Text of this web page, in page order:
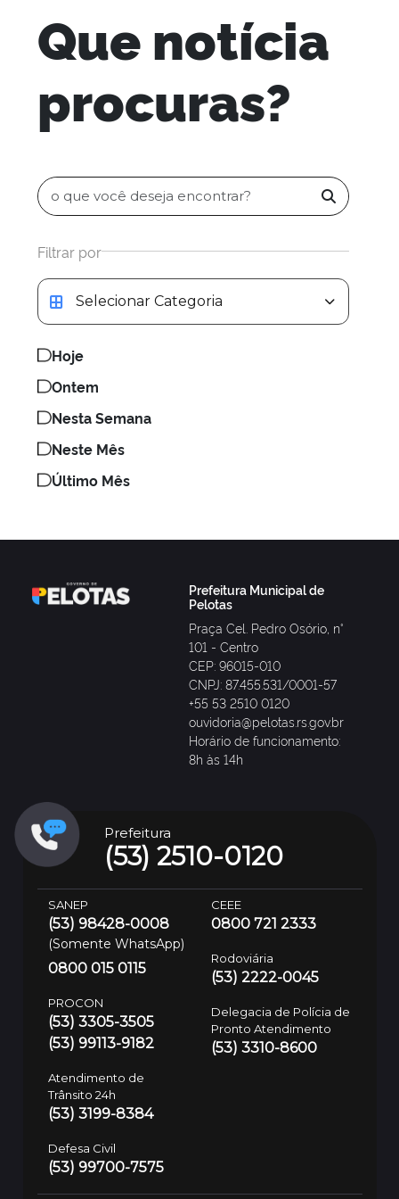
Que notícia
procuras?
Filtrar por
Categoria da notícia
Hoje
Ontem
Nesta Semana
Neste Mês
Último Mês
Prefeitura Municipal de
Pelotas
Praça Cel. Pedro Osório, n°
101 - Centro
CEP: 96015-010
CNPJ: 87.455.531/0001-57
+55 53 2510 0120
ouvidoria@pelotas.rs.gov.br
Horário de funcionamento:
8h às 14h
Prefeitura
(53) 2510-0120
SANEP
(53) 98428-0008
(Somente WhatsApp)
0800 015 0115
PROCON
(53) 3305-3505
(53) 99113-9182
Atendimento de
Trânsito 24h
(53) 3199-8384
Defesa Civil
(53) 99700-7575
CEEE
0800 721 2333
Rodoviária
(53) 2222-0045
Delegacia de Polícia de
Pronto Atendimento
(53) 3310-8600